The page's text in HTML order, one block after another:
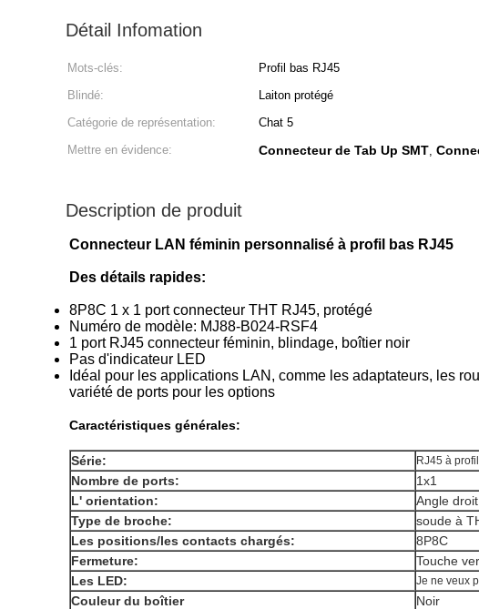
Détail Infomation
Mots-clés: Profil bas RJ45
Blindé:
Laiton protégé
Catégorie de représentation:
Chat 5
Mettre en évidence:
Connecteur de Tab Up SMT,
Description de produit
Connecteur LAN féminin personnalisé à profil bas RJ45
Des détails rapides:
8P8C 1 x 1 port connecteur THT RJ45, protégé
Numéro de modèle: MJ88-B024-RSF4
1 port RJ45 connecteur féminin, blindage, boîtier noir
Pas d'indicateur LED
Idéal pour les applications LAN, comme les adaptateurs, les
variété de ports pour les options
Caractéristiques générales:
Série: RJ45 à
Nombre de ports:
1x1
L' orientation:
Angle
Type de broche:
soude à
Les positions/les contacts chargés:
8P8C
Fermeture:
Touche
Les LED:
Je ne veux
Couleur du boîtier
Noir